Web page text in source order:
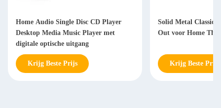
Home Audio Single Disc CD Player
Desktop Media Music Player met
digitale optische uitgang
Krijg Beste Prijs
Solid Metal Classic
Out voor Home
Krijg Beste Prijs